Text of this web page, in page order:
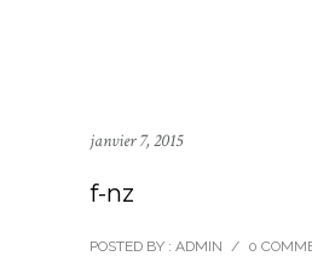
janvier 7, 2015
f-nz
POSTED BY : ADMIN / 0